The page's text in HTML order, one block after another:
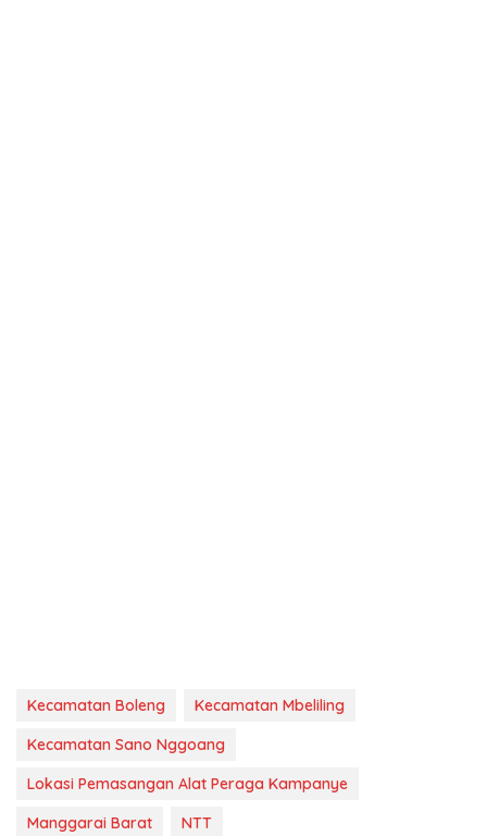
Kecamatan Boleng
Kecamatan Mbeliling
Kecamatan Sano Nggoang
Lokasi Pemasangan Alat Peraga Kampanye
Manggarai Barat
NTT